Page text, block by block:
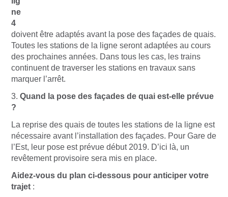
doivent être adaptés avant la pose des façades de quais.
Toutes les stations de la ligne seront adaptées au cours
des prochaines années. Dans tous les cas, les trains
continuent de traverser les stations en travaux sans
marquer l’arrêt.
3. Quand la pose des façades de quai est-elle prévue
?
La reprise des quais de toutes les stations de la ligne est
nécessaire avant l’installation des façades. Pour Gare de
l’Est, leur pose est prévue début 2019. D’ici là, un
revêtement provisoire sera mis en place.
Aidez-vous du plan ci-dessous pour anticiper votre
trajet :